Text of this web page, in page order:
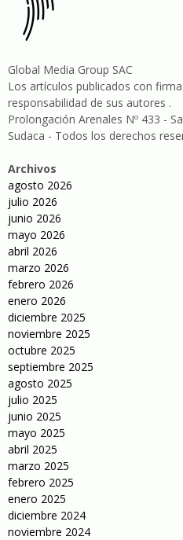
Global Media Group SAC
Los artículos publicados con
responsabilidad de sus autores .
Prolongación Arenales Nº 433 -
Sudaca - Todos los derechos
Archivos
agosto 2026
julio 2026
junio 2026
mayo 2026
abril 2026
marzo 2026
febrero 2026
enero 2026
diciembre 2025
noviembre 2025
octubre 2025
septiembre 2025
agosto 2025
julio 2025
junio 2025
mayo 2025
abril 2025
marzo 2025
febrero 2025
enero 2025
diciembre 2024
noviembre 2024